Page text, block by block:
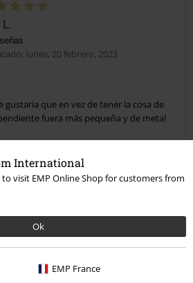
International
to visit EMP Online Shop for customers from
Ok
EMP France
lunes, 20 febrero, 2023
gustaría que en vez de tener la cosa de
fuera más pequeña y de metal